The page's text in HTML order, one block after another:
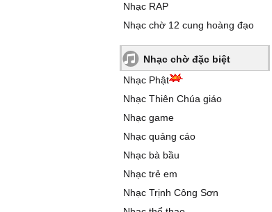
Nhạc RAP
Nhạc chờ 12 cung hoàng đạo
Nhạc chờ đặc biệt
Nhạc Phật
Nhạc Thiên Chúa giáo
Nhạc game
Nhạc quảng cáo
Nhạc bà bầu
Nhạc trẻ em
Nhạc Trịnh Công Sơn